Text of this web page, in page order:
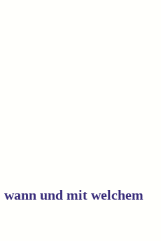
und mit welchem